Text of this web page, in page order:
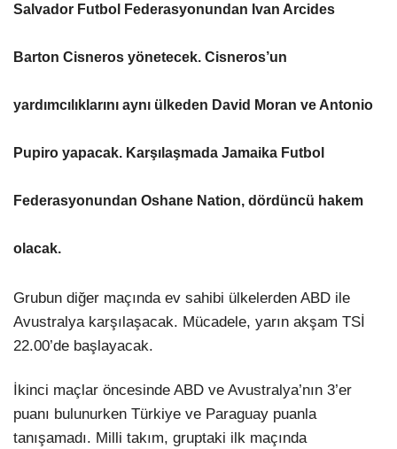
Salvador Futbol Federasyonundan Ivan Arcides
Barton Cisneros yönetecek. Cisneros’un
yardımcılıklarını aynı ülkeden David Moran ve Antonio
Pupiro yapacak. Karşılaşmada Jamaika Futbol
Federasyonundan Oshane Nation, dördüncü hakem
olacak.
Grubun diğer maçında ev sahibi ülkelerden ABD ile
Avustralya karşılaşacak. Mücadele, yarın akşam TSİ
22.00’de başlayacak.
İkinci maçlar öncesinde ABD ve Avustralya’nın 3’er
puanı bulunurken Türkiye ve Paraguay puanla
tanışamadı. Milli takım, gruptaki ilk maçında